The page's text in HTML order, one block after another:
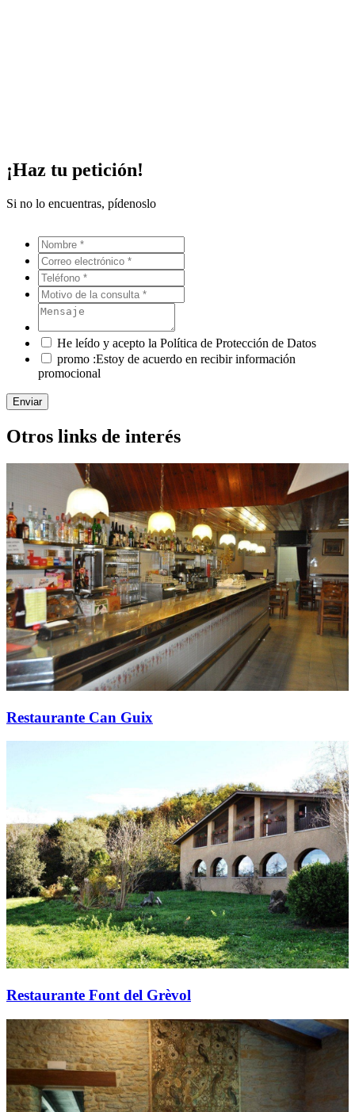
¡Haz tu petición!
Si no lo encuentras, pídenoslo
He leído y acepto la Política de Protección de Datos
promo :Estoy de acuerdo en recibir información
promocional
Enviar
Otros links de interés
Restaurante Can Guix
Restaurante Font del Grèvol